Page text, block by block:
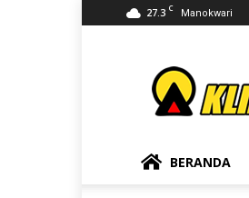
27.3 C Manokwari
BERANDA